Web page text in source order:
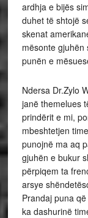
ardhja e bijës
duhet të shtojë
skenat
mësonte
punën e
Ndersa Dr.Zylo
janë themelues
prindërit e mi,
mbeshtetjen
punojnë ma aq
gjuhën e bukur
përpiqem ta
arsye
Prandaj puna
ka dashurinë